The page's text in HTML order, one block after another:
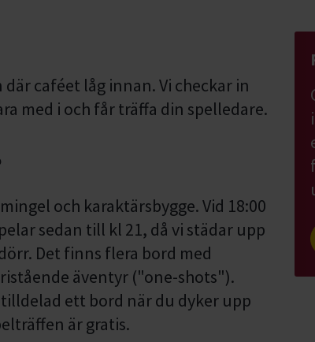
caféet låg innan. Vi checkar in
med i och får träffa din spelledare.
och karaktärsbygge. Vid 18:00
sedan till kl 21, då vi städar upp
Det finns flera bord med
äventyr ("one-shots").
ett bord när du dyker upp
är gratis.